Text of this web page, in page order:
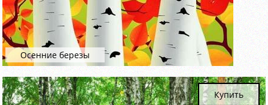
Осенние березы
Купить